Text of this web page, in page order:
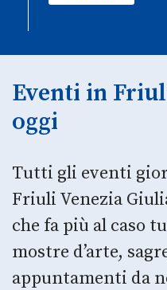
Eventi in
oggi
Tutti gli eventi
Friuli Venezia
che fa più al caso
mostre d’arte,
appuntamenti da